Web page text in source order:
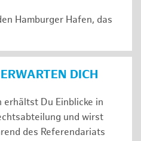
Hamburger Hafen, das
DICH
Du Einblicke in
und wirst
des Referendariats